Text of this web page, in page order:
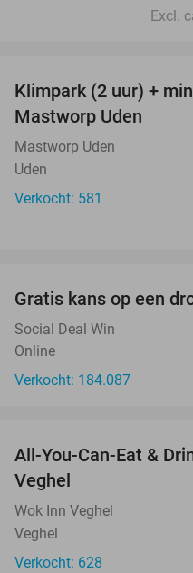
Excl.
Klimpark (2 uur) +
Mastworp Uden
Mastworp Uden
Uden
Verkocht: 581
Gratis kans op een
Social Deal Win
Online
Verkocht: 184.087
All-You-Can-Eat &
Veghel
Wok Inn Veghel
Veghel
Verkocht: 628